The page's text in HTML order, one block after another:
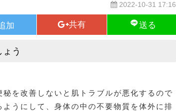
2022-10-31 17:16
う
を不安に思う人もいるでしょう
を改善しないと肌トラブルが悪化するので
うにして、身体の中の不要物質を体外に排